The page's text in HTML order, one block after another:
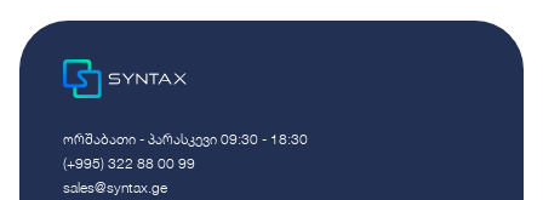
ორშაბათი - პარასკევი 09:30 - 18:30
(+995) 322 88 00 99
sales@syntax.ge